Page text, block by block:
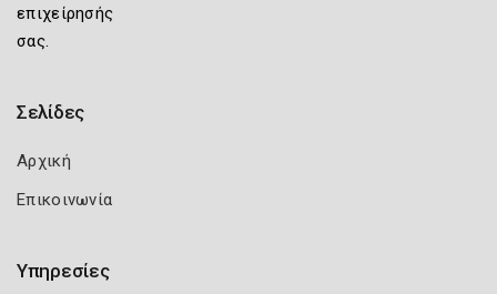
επιχείρησής
σας.
Σελίδες
Αρχική
Επικοινωνία
Υπηρεσίες